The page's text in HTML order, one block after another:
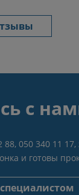
с
050 340 11
и готовы
специалистом